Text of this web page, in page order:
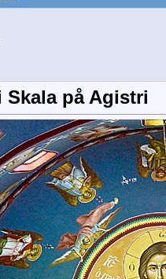
på Agistri